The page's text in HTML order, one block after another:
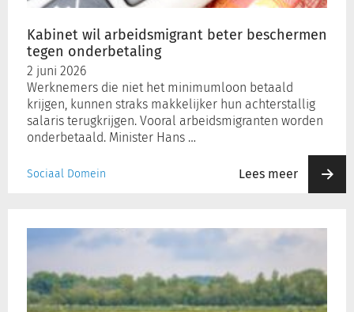
Kabinet wil arbeidsmigrant beter beschermen
tegen onderbetaling
2 juni 2026
Werknemers die niet het minimumloon betaald
krijgen, kunnen straks makkelijker hun achterstallig
salaris terugkrijgen. Vooral arbeidsmigranten worden
onderbetaald. Minister Hans …
Sociaal Domein Lees meer
gezondheidsproblematiek
rond
geitenhouderijen